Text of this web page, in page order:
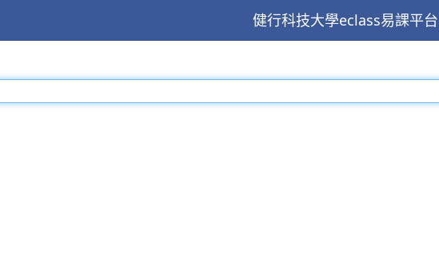
健行科技大學eclass易課平台